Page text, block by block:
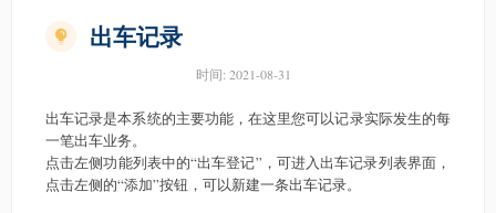
出车记录
时间: 2021-08-31
出车记录是本系统的主要功能，在这里您可以记录实际发生的每
一笔出车业务。
点击左侧功能列表中的“出车登记”，可进入出车记录列表界面，
点击左侧的“添加”按钮，可以新建一条出车记录。